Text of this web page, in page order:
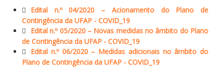
ZêzereTV
SERVIÇOS
A Minha Rua
Abastecimento de Água
Edital n.º 04/2020 – Acionamento do Plano de
Contingência da UFAP - COVID_19
Edital n.º 05/2020 – Novas medidas no âmbito do Plano
de Contingência da UFAP - COVID_19
Edital n.º 06/2020 – Medidas adicionais no âmbito do
Plano de Contingência da UFAP - COVID_19